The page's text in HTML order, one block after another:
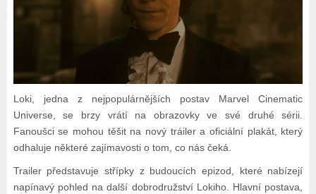
Loki, jedna z nejpopulárnějších postav Marvel Cinematic
Universe, se brzy vrátí na obrazovky ve své druhé sérii.
Fanoušci se mohou těšit na nový tráiler a oficiální plakát, který
odhaluje některé zajímavosti o tom, co nás čeká.
Trailer představuje střípky z budoucích epizod, které nabízejí
napínavý pohled na další dobrodružství Lokiho. Hlavní postava,